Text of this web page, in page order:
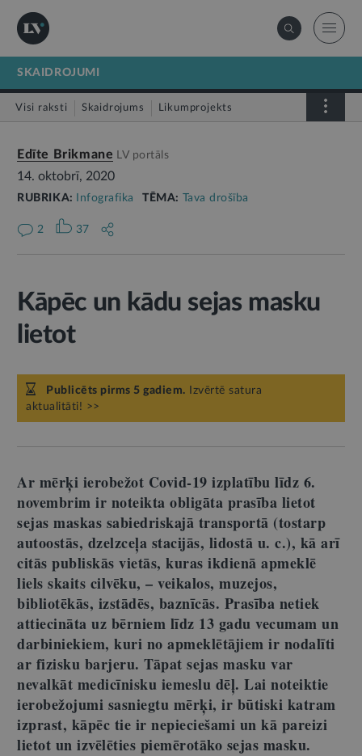
SKAIDROJUMI
Visi raksti Skaidrojums Likumprojekts
Edīte Brikmane LV portāls
14. oktobrī, 2020
RUBRIKA: Infografika TĒMA: Tava drošība
2 37
Kāpēc un kādu sejas masku
lietot
Publicēts pirms 5 gadiem. Izvērtē satura
aktualitāti! >>
Ar mērķi ierobežot Covid-19 izplatību līdz 6.
novembrim ir noteikta obligāta prasība lietot
sejas maskas sabiedriskajā transportā (tostarp
autoostās, dzelzceļa stacijās, lidostā u. c.), kā arī
citās publiskās vietās, kuras ikdienā apmeklē
liels skaits cilvēku, – veikalos, muzejos,
bibliotēkās, izstādēs, baznīcās. Prasība netiek
attiecināta uz bērniem līdz 13 gadu vecumam un
darbiniekiem, kuri no apmeklētājiem ir nodalīti
ar fizisku barjeru. Tāpat sejas masku var
nevalkāt medicīnisku iemeslu dēļ. Lai noteiktie
ierobežojumi sasniegtu mērķi, ir būtiski katram
izprast, kāpēc tie ir nepieciešami un kā pareizi
lietot un izvēlēties piemērotāko sejas masku.